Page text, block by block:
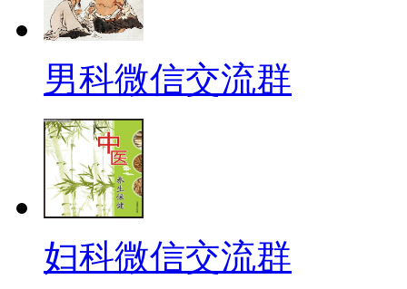
男科微信交流群
妇科微信交流群